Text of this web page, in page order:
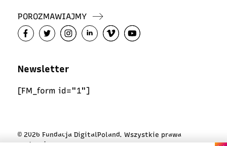
POROZMAWIAJMY
Newsletter
[FM_form id="1"]
© 2026 Fundacja DigitalPoland. Wszystkie prawa
zastrzeżone